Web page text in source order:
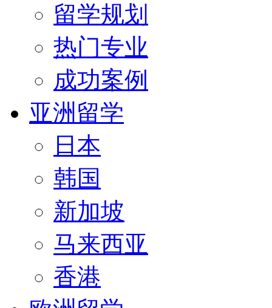
留学规划
热门专业
成功案例
亚洲留学
日本
韩国
新加坡
马来西亚
香港